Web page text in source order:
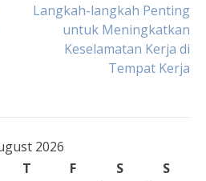
Langkah-langkah Penting
untuk Meningkatkan
Keselamatan Kerja di
Tempat Kerja
2026
T F S
S